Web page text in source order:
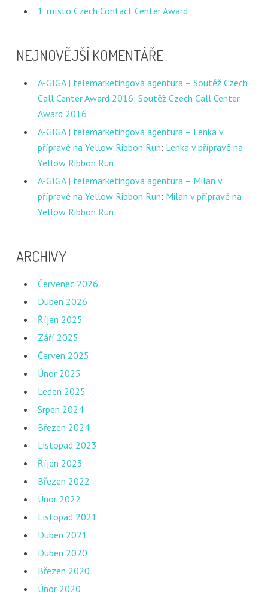
1. místo Czech Contact Center Award
NEJNOVĚJŠÍ KOMENTÁŘE
A-GIGA | telemarketingová agentura – Soutěž Czech
Call Center Award 2016: Soutěž Czech Call Center
Award 2016
A-GIGA | telemarketingová agentura – Lenka v
přípravě na Yellow Ribbon Run: Lenka v přípravě na
Yellow Ribbon Run
A-GIGA | telemarketingová agentura – Milan v
přípravě na Yellow Ribbon Run: Milan v přípravě na
Yellow Ribbon Run
ARCHIVY
Červenec 2026
Duben 2026
Říjen 2025
Září 2025
Červen 2025
Únor 2025
Leden 2025
Srpen 2024
Březen 2024
Listopad 2023
Říjen 2023
Březen 2022
Únor 2022
Listopad 2021
Duben 2021
Duben 2020
Březen 2020
Únor 2020